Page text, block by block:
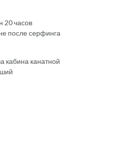
20 часов
после серфинга
кабина канатной